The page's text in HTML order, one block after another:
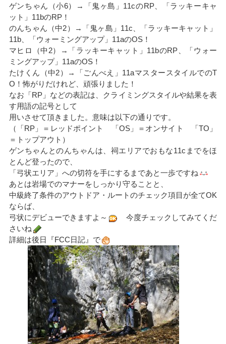
ゲンちゃん（小6）→「鬼ヶ島」11cのRP、「ラッキーキャ
ット」11bのRP！
のんちゃん（中2）→「鬼ヶ島」11c、「ラッキーキャット」
11b、「ウォーミングアップ」11aのOS！
マヒロ（中2）→「ラッキーキャット」11bのRP、「ウォー
ミングアップ」11aのOS！
たけくん（中2）→「ごんべえ」11aマスタースタイルでのT
O！怖がりだけれど、頑張りました！
なお「RP」などの表記は、クライミングスタイルや結果を表
す用語の記号として
用いさせて頂きました。意味は以下の通りです。
（「RP」＝レッドポイント 「OS」＝オンサイト 「TO」
＝トップアウト）
ゲンちゃんとのんちゃんは、祠エリアでおもな11cまでをほ
とんど登ったので、
「弓状エリア」への切符を手にするまであと一歩ですね
あとは岩場でのマナーをしっかり守ることと、
中級終了条件のアウトドア・ルートのチェック項目が全てOK
ならば、
弓状にデビューできますよ～
今度チェックしてみてくだ
さいね
詳細は後日『FCC日記』で